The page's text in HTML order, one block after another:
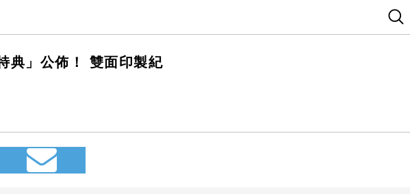
典」公佈！ 雙面印製紀